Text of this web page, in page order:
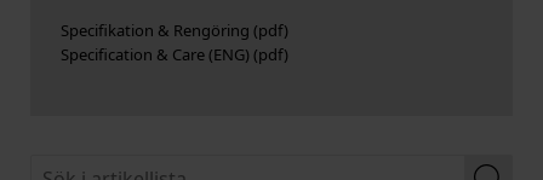
Specifikation & Rengöring
Specification & Care (ENG)